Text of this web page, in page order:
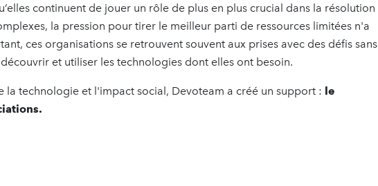
continuent de jouer un rôle de plus en plus crucial dans la résolution
la pression pour tirer le meilleur parti de ressources limitées n'a
ces organisations se retrouvent souvent aux prises avec des défis sans
et utiliser les technologies dont elles ont besoin.
la technologie et l'impact social, Devoteam a créé un support : le